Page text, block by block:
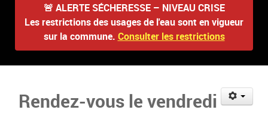
🚨 ALERTE SÉCHERESSE – NIVEAU CRISE
Les restrictions des usages de l'eau sont en vigueur
sur la commune. Consulter les restrictions
Rendez-vous le vendredi